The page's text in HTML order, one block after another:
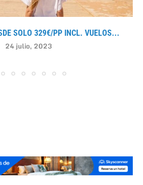
SOLO 329€/PP INCL. VUELOS...
24 julio, 2023